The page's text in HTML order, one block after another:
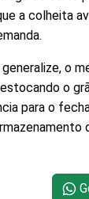
a colheita
o
o
para o